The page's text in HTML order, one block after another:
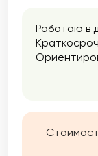
Работаю в
решений,
находятся
сильные